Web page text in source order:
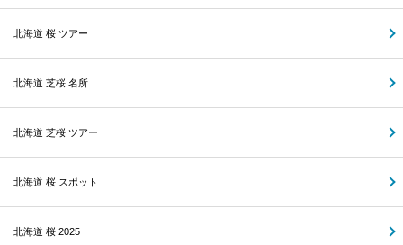
北海道 桜 ツアー
北海道 芝桜 名所
北海道 芝桜 ツアー
北海道 桜 スポット
北海道 桜 2025